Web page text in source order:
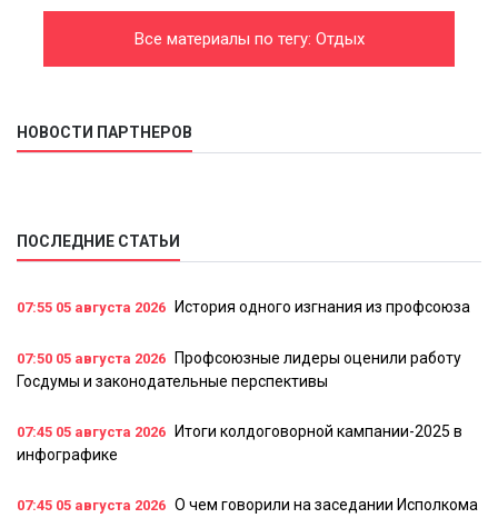
Все материалы по тегу: Отдых
НОВОСТИ ПАРТНЕРОВ
ПОСЛЕДНИЕ СТАТЬИ
07:55 05 августа 2026 История одного изгнания из профсоюза
07:50 05 августа 2026
Профсоюзные лидеры оценили работу
Госдумы и законодательные перспективы
07:45 05 августа 2026
Итоги колдоговорной кампании-2025 в
инфографике
07:45 05 августа 2026 О чем говорили на заседании Исполкома